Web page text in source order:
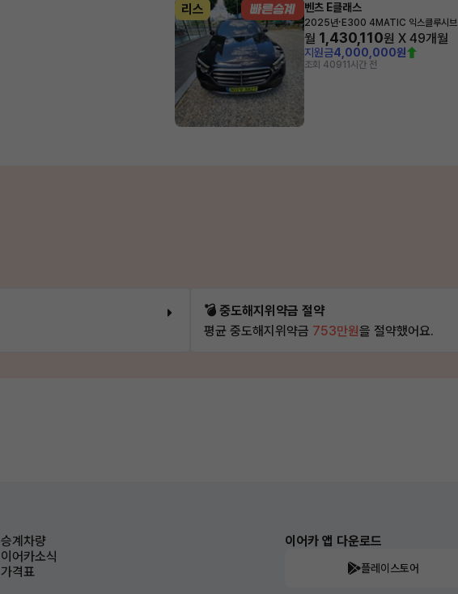
리스 벤츠 E클래스
2025년· E300 4MATIC 익스클루시브
월 1,430,110원 X 49개월
지원금4,000,000원
조회 40911시간 전
💣 중도해지위약금 절약
평균 중도해지위약금 753만원을 절약했어요.
승계차량
이어카소식
가격표
이어카 앱 다운로드
플레이스토어